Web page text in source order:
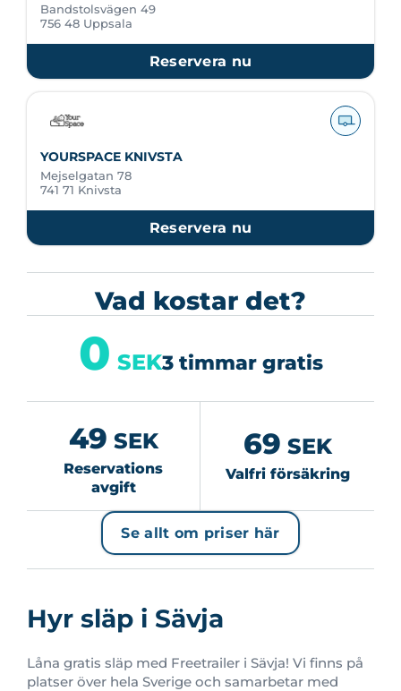
Bandstolsvägen 49
756 48 Uppsala
Reservera nu
YOURSPACE KNIVSTA
Mejselgatan 78
741 71 Knivsta
Reservera nu
Vad kostar det?
49 SEK
Reservations
avgift
0 SEK3 timmar gratis
69 SEK
Valfri försäkring
Se allt om priser här
Hyr släp i Sävja
Låna gratis släp med Freetrailer i Sävja! Vi finns på
platser över hela Sverige och samarbetar med